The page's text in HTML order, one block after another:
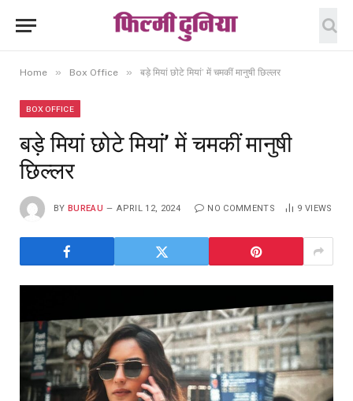
Home » Box Office » बड़े मियां छोटे मियां’ में चमकीं मानुषी छिल्लर
BOX OFFICE
बड़े मियां छोटे मियां’ में चमकीं मानुषी
छिल्लर
BY BUREAU APRIL 12, 2024 NO COMMENTS 9 VIEWS